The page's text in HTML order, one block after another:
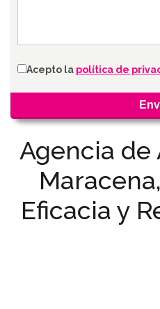
Agencia de
Eficacia y
Acepto la política de